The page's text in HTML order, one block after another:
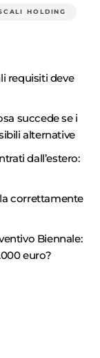
HOLDING
requisiti deve
succede se i
alternative
dall’estero:
correttamente
Biennale:
euro?